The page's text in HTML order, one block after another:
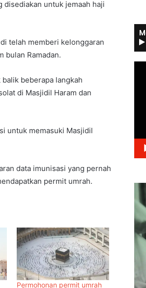
disediakan untuk jemaah haji
telah memberi kelonggaran
bulan Ramadan.
beberapa langkah
di Masjidil Haram dan
untuk memasuki Masjidil
data imunisasi yang pernah
permit umrah.
Permohonan permit umrah
Pertanian dan
Makanan
Pecat Dua Pegawai
Plot Gagal Guling
Iran
Selama 10 Hari Lagi,
Palestin Cedera,
Tebang Pokok di 78 Ekar
Barat
Mulakan Kajian Semula
Duti Anti-
Import Gegelung Keluli